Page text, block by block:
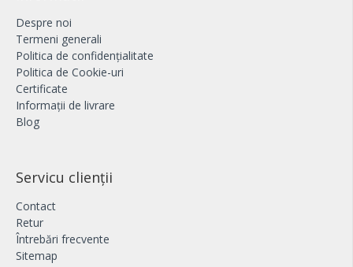
Despre noi
Termeni generali
Politica de confidențialitate
Politica de Cookie-uri
Certificate
Informații de livrare
Blog
Servicu clienții
Contact
Retur
Întrebări frecvente
Sitemap